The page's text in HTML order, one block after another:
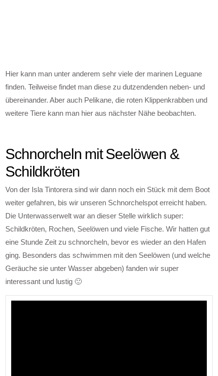
Hier kann man unter anderem sehr viele der marinen Leguane
finden. Teilweise findet man diese zu dutzendenden neben- und
übereinander. Aber auch Pelikane, die roten Klippenkrabben und
weitere Tiere kann man hier aus nächster Nähe beobachten.
Schnorcheln mit Seelöwen &
Schildkröten
Von der Isla Tintorera sind wir dann noch ein Stück mit dem Boot
weiter gefahren, bis wir unseren Schnorchelspot erreicht haben.
Die Unterwasserwelt war an dieser Stelle wirklich super:
Schildkröten, Rochen, Seelöwen und viele Fische. Wir hatten gut
eine Stunde Zeit zu schnorcheln, bevor es wieder an den Hafen
ging. Besonders das schwimmen mit den Seelöwen (und welche
Geräuche sie unter Wasser abgeben) fanden wir super
interessant und lustig 🙂